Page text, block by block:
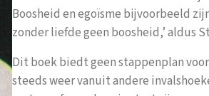
Boosheid en egoïsme bijvoorbeeld
zonder liefde geen boosheid,’ aldus
Dit boek biedt geen stappenplan
steeds weer vanuit andere